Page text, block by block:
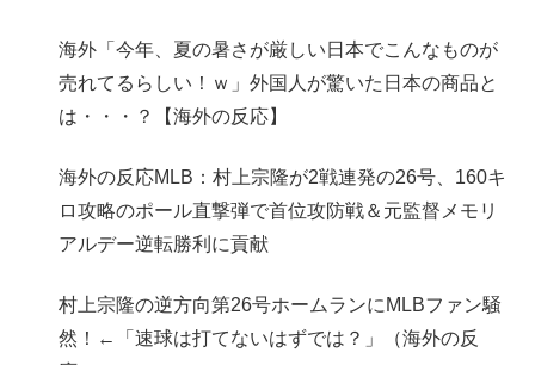
海外「今年、夏の暑さが厳しい日本でこんなものが
売れてるらしい！ｗ」外国人が驚いた日本の商品と
は・・・？【海外の反応】
海外の反応MLB：村上宗隆が2戦連発の26号、160キ
ロ攻略のポール直撃弾で首位攻防戦＆元監督メモリ
アルデー逆転勝利に貢献
村上宗隆の逆方向第26号ホームランにMLBファン騒
然！←「速球は打てないはずでは？」（海外の反